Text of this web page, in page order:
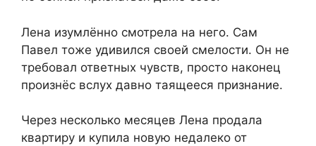
Лена изумлённо смотрела на него. Сам
Павел тоже удивился своей смелости. Он не
требовал ответных чувств, просто наконец
произнёс вслух давно таящееся признание.
Через несколько месяцев Лена продала
квартиру и купила новую недалеко от